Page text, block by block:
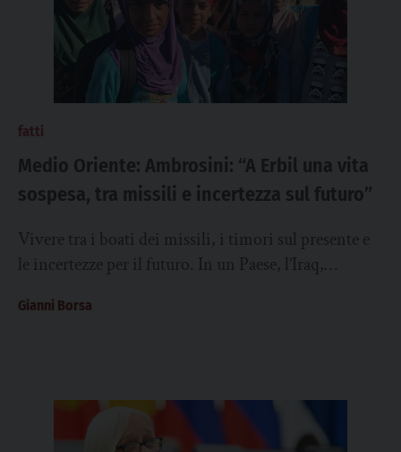
fatti
Medio Oriente: Ambrosini: “A Erbil una vita
sospesa, tra missili e incertezza sul futuro”
Vivere tra i boati dei missili, i timori sul presente e
le incertezze per il futuro. In un Paese, l’Iraq,
Gianni Borsa